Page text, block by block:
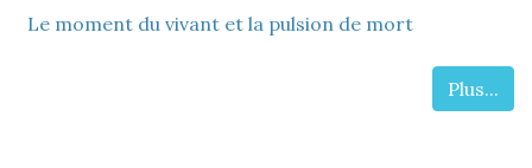
Le moment du vivant et la pulsion de mort
Plus...